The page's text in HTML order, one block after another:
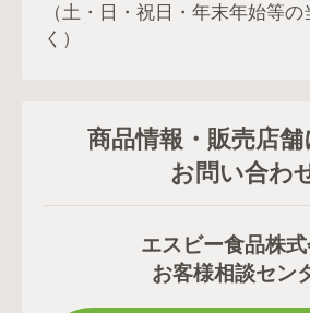
（土・日・祝日・年末年始等
く）
商品情報・販売店舗
お問い合わ
エスビー食品株
お客様相談セン